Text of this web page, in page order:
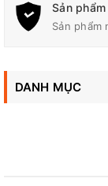
Dây Dẫn Điện/
Sản
Sản phẩm
DANH MỤC